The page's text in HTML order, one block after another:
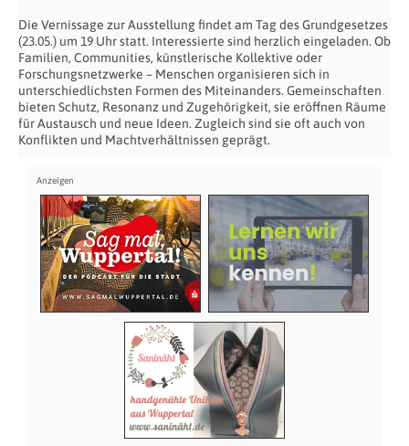
Die Vernissage zur Ausstellung findet am Tag des Grundgesetzes
(23.05.) um 19 Uhr statt. Interessierte sind herzlich eingeladen. Ob
Familien, Communities, künstlerische Kollektive oder
Forschungsnetzwerke – Menschen organisieren sich in
unterschiedlichsten Formen des Miteinanders. Gemeinschaften
bieten Schutz, Resonanz und Zugehörigkeit, sie eröffnen Räume
für Austausch und neue Ideen. Zugleich sind sie oft auch von
Konflikten und Machtverhältnissen geprägt.